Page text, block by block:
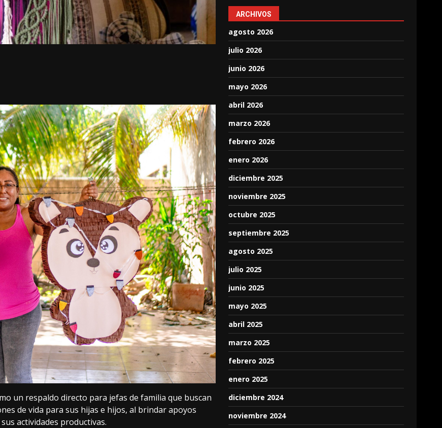
un respaldo directo para jefas de familia que buscan
de vida para sus hijas e hijos, al brindar apoyos
actividades productivas.
ARCHIVOS
agosto 2026
julio 2026
junio 2026
mayo 2026
abril 2026
marzo 2026
febrero 2026
enero 2026
diciembre 2025
noviembre 2025
octubre 2025
septiembre 2025
agosto 2025
julio 2025
junio 2025
mayo 2025
abril 2025
marzo 2025
febrero 2025
enero 2025
diciembre 2024
noviembre 2024